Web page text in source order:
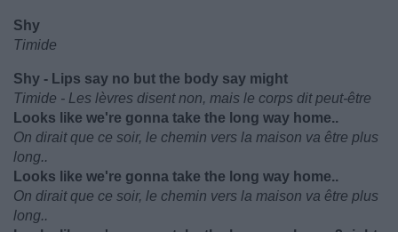
Shy
Timide
Shy - Lips say no but the body say might
Timide - Les lèvres disent non, mais le corps dit peut-être
Looks like we're gonna take the long way home..
On dirait que ce soir, le chemin vers la maison va être plus
long..
Looks like we're gonna take the long way home..
On dirait que ce soir, le chemin vers la maison va être plus
long..